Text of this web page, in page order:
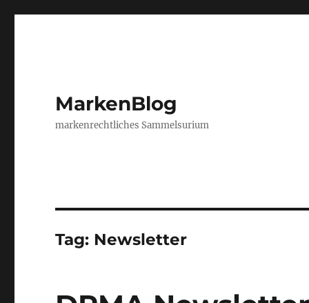
MarkenBlog
markenrechtliches Sammelsurium
Tag: Newsletter